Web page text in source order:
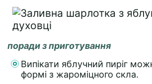
поради з приготування
Випікати яблучний пиріг
формі з жароміцного скла.